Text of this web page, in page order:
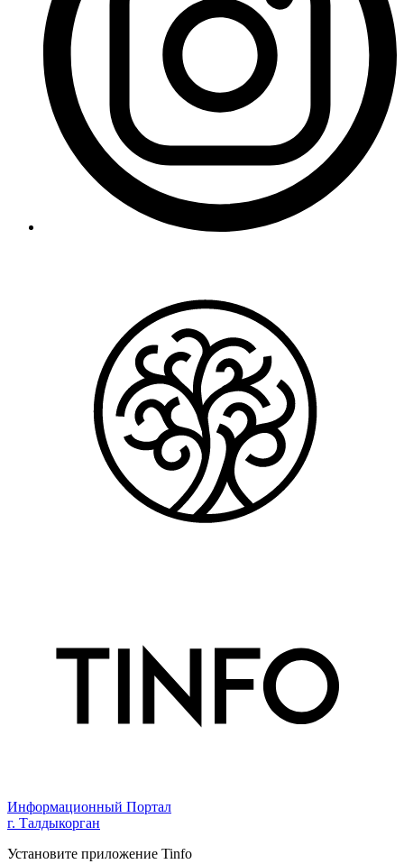
Информационный Портал
г. Талдыкорган
Установите приложение Tinfo